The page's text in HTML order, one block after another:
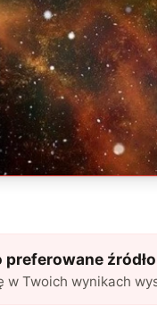
preferowane źródło
w Twoich wynikach